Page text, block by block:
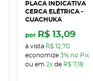
PLACA INDICATIVA
CERCA ELÉTRICA -
GUACHUKA
por R$ 13,09
à vista R$ 12,70
economize3% no Pix
ou em2x de R$ 7,18